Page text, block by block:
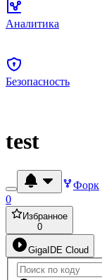
Аналитика
Безопасность
test
Форк
0
Избранное
0
GigaIDE Cloud